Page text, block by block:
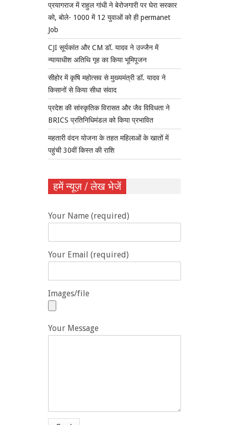
प्रयागराज में राहुल गांधी ने बेरोजगारी पर घेरा सरकार
को, बोले- 1000 में 12 युवाओं को ही permanet
Job
CJI सूर्यकांत और CM डॉ. यादव ने उज्जैन में
न्यायाधीश अतिथि गृह का किया भूमिपूजन
सीहोर में कृषि महोत्सव से मुख्यमंत्री डॉ. यादव ने
किसानों से किया सीधा संवाद
प्रदेश की सांस्कृतिक विरासत और जैव विविधता ने
BRICS प्रतिनिधिमंडल को किया प्रभावित
महतारी वंदन योजना के तहत महिलाओं के खातों में
पहुंची 30वीं किस्त की राशि
हमें न्यूज़ / लेख भेजें
Your Name (required)
Your Email (required)
Images/file
Your Message